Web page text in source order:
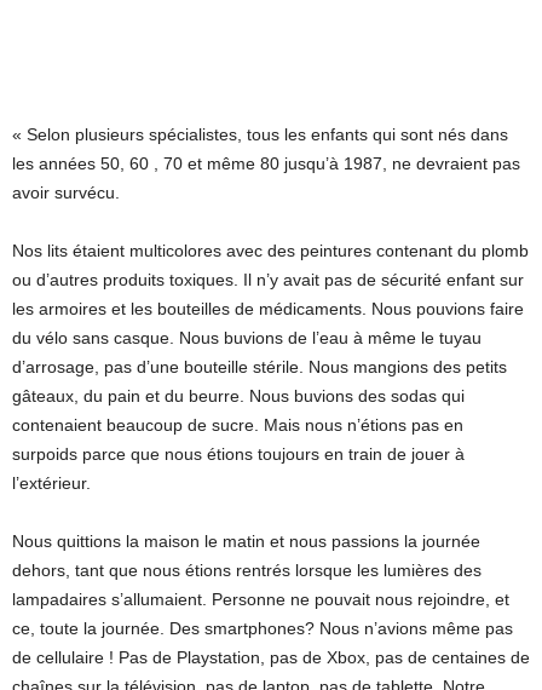
« Selon plusieurs spécialistes, tous les enfants qui sont nés dans
les années 50, 60 , 70 et même 80 jusqu’à 1987, ne devraient pas
avoir survécu.
Nos lits étaient multicolores avec des peintures contenant du plomb
ou d’autres produits toxiques. Il n’y avait pas de sécurité enfant sur
les armoires et les bouteilles de médicaments. Nous pouvions faire
du vélo sans casque. Nous buvions de l’eau à même le tuyau
d’arrosage, pas d’une bouteille stérile. Nous mangions des petits
gâteaux, du pain et du beurre. Nous buvions des sodas qui
contenaient beaucoup de sucre. Mais nous n’étions pas en
surpoids parce que nous étions toujours en train de jouer à
l’extérieur.
Nous quittions la maison le matin et nous passions la journée
dehors, tant que nous étions rentrés lorsque les lumières des
lampadaires s’allumaient. Personne ne pouvait nous rejoindre, et
ce, toute la journée. Des smartphones? Nous n’avions même pas
de cellulaire ! Pas de Playstation, pas de Xbox, pas de centaines de